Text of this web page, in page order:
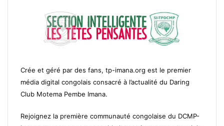
Crée et géré par des fans, tp-imana.org est le premier
média digital congolais consacré à l’actualité du Daring
Club Motema Pembe Imana.
Rejoignez la première communauté congolaise du DCMP-